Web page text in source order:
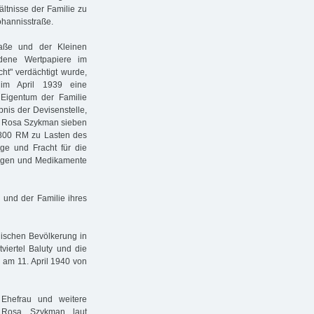
der Familie zu
und der Kleinen
Wertpapiere im
verdächtigt wurde,
im April 1939 eine
der Familie
der Devisenstelle,
Szykman sieben
RM zu Lasten des
und Fracht für die
und Medikamente
und der Familie ihres
Bevölkerung in
Baluty und die
11. April 1940 von
und weitere
Szykman laut